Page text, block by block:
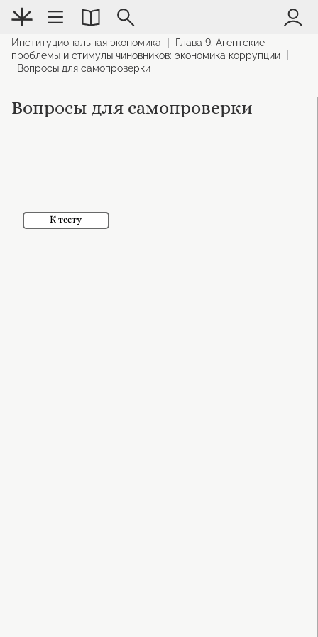
Институциональная экономика
Глава 9. Агентские
проблемы и стимулы чиновников: экономика коррупции
Вопросы для самопроверки
Вопросы для самопроверки
К тесту